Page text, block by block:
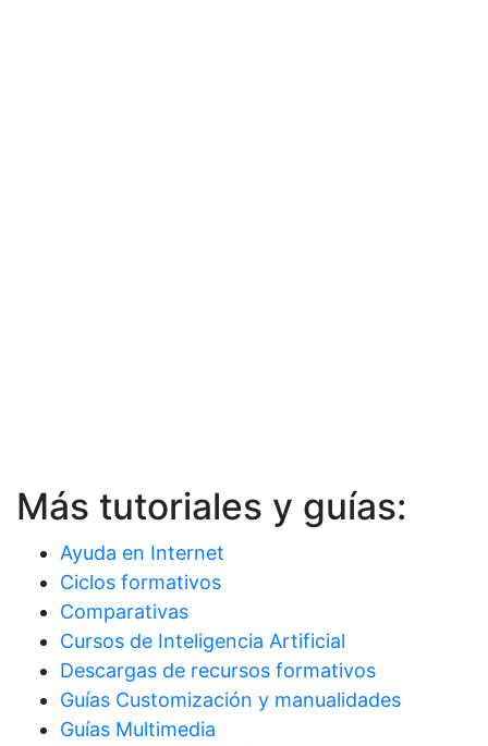
Más tutoriales y guías:
Ayuda en Internet
Ciclos formativos
Comparativas
Cursos de Inteligencia Artificial
Descargas de recursos formativos
Guías Customización y manualidades
Guías Multimedia